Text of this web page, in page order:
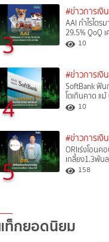
3
#ข่าวการเ
AAI กำไรไตร
29.5% QoQ
10
4
#ข่าวการเ
SoftBank ฟัน
โตเกินคาด แ
10
5
#ข่าวการเ
ORIเร่งโอนค
เกลี้ยง1.3พัน
158
ท็กยอดนิยม